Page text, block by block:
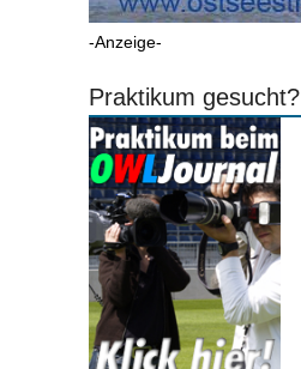
-Anzeige-
Praktikum gesucht?